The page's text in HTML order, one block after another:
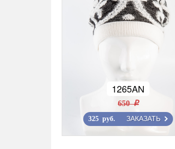
1265AN
650 r
325 руб. ЗАКАЗАТЬ